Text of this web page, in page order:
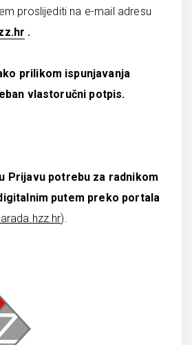
proslijediti na e-mail adresu
.
prilikom ispunjavanja
vlastoručni potpis.
Prijavu potrebu za radnikom
putem preko portala
).